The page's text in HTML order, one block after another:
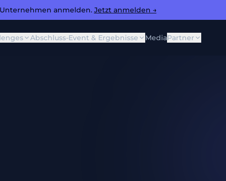
anmelden. Jetzt anmelden →
Abschluss-Event & Ergebnisse MediaPartner